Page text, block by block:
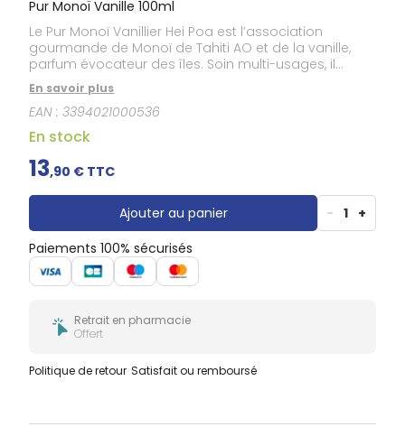
Pur Monoï Vanille 100ml
Le Pur Monoï Vanillier Hei Poa est l’association
gourmande de Monoï de Tahiti AO et de la vanille,
parfum évocateur des îles. Soin multi-usages, il
hydrate et répare la peau et les cheveux.
En savoir plus
EAN :3394021000536
En stock
13,90 € TTC
Ajouter au panier - 1 +
Paiements 100% sécurisés
Retrait en pharmacie
Offert
Politique de retour Satisfait ou remboursé